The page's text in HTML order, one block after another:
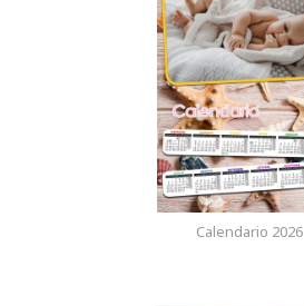
Calendario 2026